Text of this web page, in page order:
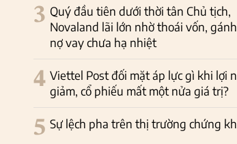
3 Quý đầu tiên dưới thời tân Chủ tịch,
Novaland lãi lớn nhờ thoái vốn,
nợ vay chưa hạ nhiệt
4 Viettel Post đối mặt áp lực gì khi lợi
giảm, cổ phiếu mất một nửa giá trị?
5 Sự lệch pha trên thị trường chứng